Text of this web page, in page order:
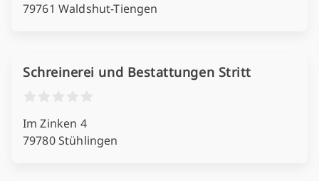
79761 Waldshut-Tiengen
Schreinerei und Bestattungen Stritt
Im Zinken 4
79780 Stühlingen